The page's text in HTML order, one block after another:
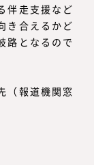
伴走支援など
き合えるかど
路となるので
（報道機関窓